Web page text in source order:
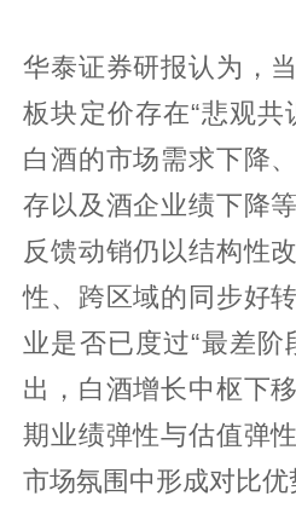
华泰证券研报认为，
板块定价存在“悲观共
白酒的市场需求下降
存以及酒企业绩下降
反馈动销仍以结构性
性、跨区域的同步好
业是否已度过“最差阶
出，白酒增长中枢下
期业绩弹性与估值弹
市场氛围中形成对比优